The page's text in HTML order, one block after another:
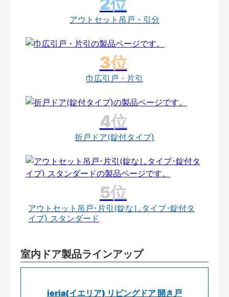
アウトセット吊戸・引分
巾広引戸・片引
折戸ドア(錠付タイプ)
アウトセット吊戸･片引(錠なしタイプ･錠付タ
イプ) スタンダード
室内ドア製品ラインアップ
ieria(イエリア) リビングドア 開き戸